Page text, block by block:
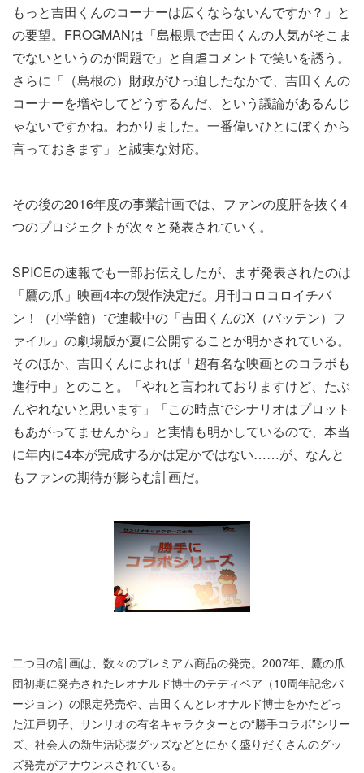
もっと吉田くんのコーナーは広くならないんですか？」と
の要望。FROGMANは「島根県で吉田くんの人気がそこま
でないというのが問題で」と自虐コメントで笑いを誘う。
さらに「（島根の）財政がひっ迫したなかで、吉田くんの
コーナーを増やしてどうするんだ、という議論があるんじ
ゃないですかね。わかりました。一番偉いひとにぼくから
言っておきます」と誠実な対応。
その後の2016年度の事業計画では、ファンの度肝を抜く4
つのプロジェクトが次々と発表されていく。
SPICEの速報でも一部お伝えしたが、まず発表されたのは
「鷹の爪」映画4本の製作決定だ。月刊コロコロイチバ
ン！（小学館）で連載中の「吉田くんのX（バッテン）フ
ァイル」の劇場版が夏に公開することが明かされている。
そのほか、吉田くんによれば「超有名な映画とのコラボも
進行中」とのこと。「やれと言われておりますけど、たぶ
んやれないと思います」「この時点でシナリオはプロット
もあがってませんから」と実情も明かしているので、本当
に年内に4本が完成するかは定かではない……が、なんと
もファンの期待が膨らむ計画だ。
二つ目の計画は、数々のプレミアム商品の発売。2007年、鷹の爪
団初期に発売されたレオナルド博士のテディベア（10周年記念バ
ージョン）の限定発売や、吉田くんとレオナルド博士をかたどっ
た江戸切子、サンリオの有名キャラクターとの“勝手コラボ”シリー
ズ、社会人の新生活応援グッズなどとにかく盛りだくさんのグッ
ズ発売がアナウンスされている。